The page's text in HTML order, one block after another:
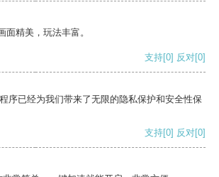
面精美，玩法丰富。
支持[0] 反对[0]
序已经为我们带来了无限的隐私保护和安全性保
支持[0] 反对[0]